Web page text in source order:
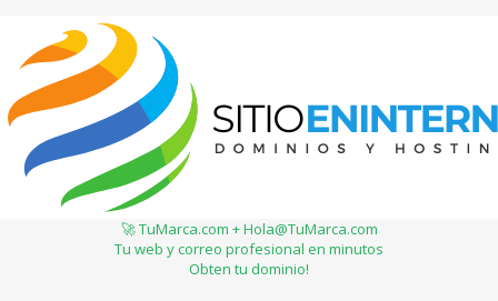
🚀 TuMarca.com + Hola@TuMarca.com
Tu web y correo profesional en minutos
Obten tu dominio!